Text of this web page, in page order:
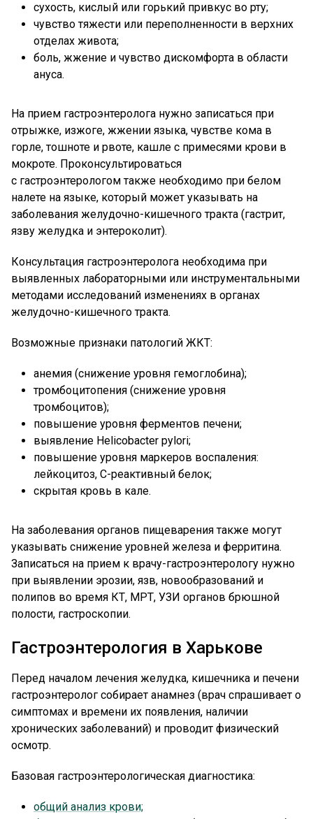
сухость, кислый или горький привкус во рту;
чувство тяжести или переполненности в верхних
отделах живота;
боль, жжение и чувство дискомфорта в области
ануса.
На прием гастроэнтеролога нужно записаться при
отрыжке, изжоге, жжении языка, чувстве кома в
горле, тошноте и рвоте, кашле с примесями крови в
мокроте. Проконсультироваться
с гастроэнтерологом также необходимо при белом
налете на языке, который может указывать на
заболевания желудочно-кишечного тракта (гастрит,
язву желудка и энтероколит).
Консультация гастроэнтеролога необходима при
выявленных лабораторными или инструментальными
методами исследований изменениях в органах
желудочно-кишечного тракта.
Возможные признаки патологий ЖКТ:
анемия (снижение уровня гемоглобина);
тромбоцитопения (снижение уровня
тромбоцитов);
повышение уровня ферментов печени;
выявление Helicobacter pylori;
повышение уровня маркеров воспаления:
лейкоцитоз, С-реактивный белок;
скрытая кровь в кале.
На заболевания органов пищеварения также могут
указывать снижение уровней железа и ферритина.
Записаться на прием к врачу-гастроэнтерологу нужно
при выявлении эрозии, язв, новообразований и
полипов во время КТ, МРТ, УЗИ органов брюшной
полости, гастроскопии.
Гастроэнтерология в Харькове
Перед началом лечения желудка, кишечника и печени
гастроэнтеролог собирает анамнез (врач спрашивает о
симптомах и времени их появления, наличии
хронических заболеваний) и проводит физический
осмотр.
Базовая гастроэнтерологическая диагностика:
общий анализ крови;